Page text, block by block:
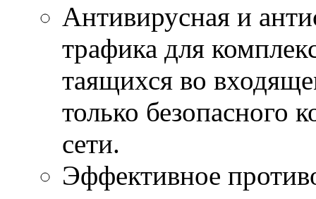
Антивирусная и
трафика для
таящихся во
только безопасного
сети.
Эффективное